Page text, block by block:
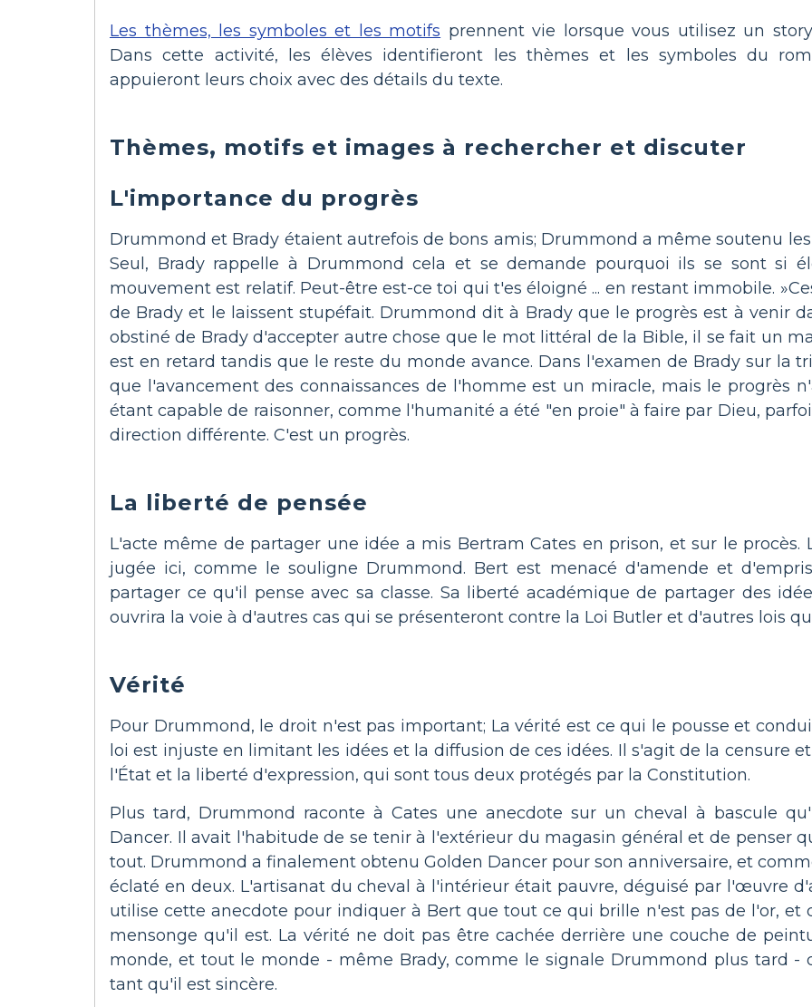
Les thèmes, les symboles et les motifs prennent vie lorsque vous utilisez un
Dans cette activité, les élèves identifieront les thèmes et les symboles du
appuieront leurs choix avec des détails du texte.
Thèmes, motifs et images à rechercher et discuter
L'importance du progrès
Drummond et Brady étaient autrefois de bons amis; Drummond a même soutenu
Seul, Brady rappelle à Drummond cela et se demande pourquoi ils se sont si
mouvement est relatif. Peut-être est-ce toi qui t'es éloigné ... en restant immobile.
de Brady et le laissent stupéfait. Drummond dit à Brady que le progrès est à venir
obstiné de Brady d'accepter autre chose que le mot littéral de la Bible, il se fait un
est en retard tandis que le reste du monde avance. Dans l'examen de Brady sur la
que l'avancement des connaissances de l'homme est un miracle, mais le progrès
étant capable de raisonner, comme l'humanité a été "en proie" à faire par Dieu,
direction différente. C'est un progrès.
La liberté de pensée
L'acte même de partager une idée a mis Bertram Cates en prison, et sur le
jugée ici, comme le souligne Drummond. Bert est menacé d'amende et
partager ce qu'il pense avec sa classe. Sa liberté académique de partager des
ouvrira la voie à d'autres cas qui se présenteront contre la Loi Butler et d'autres lois
Vérité
Pour Drummond, le droit n'est pas important; La vérité est ce qui le pousse et
loi est injuste en limitant les idées et la diffusion de ces idées. Il s'agit de la censure
l'État et la liberté d'expression, qui sont tous deux protégés par la Constitution.
Plus tard, Drummond raconte à Cates une anecdote sur un cheval à bascule
Dancer. Il avait l'habitude de se tenir à l'extérieur du magasin général et de penser
tout. Drummond a finalement obtenu Golden Dancer pour son anniversaire, et
éclaté en deux. L'artisanat du cheval à l'intérieur était pauvre, déguisé par l'œuvre
utilise cette anecdote pour indiquer à Bert que tout ce qui brille n'est pas de l'or, et
mensonge qu'il est. La vérité ne doit pas être cachée derrière une couche de
monde, et tout le monde - même Brady, comme le signale Drummond plus tard -
tant qu'il est sincère.